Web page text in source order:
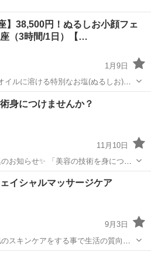
】38,500円！ぬるしお小顔フェ
（3時間/1日）【…
1月9日
ルハンドで技術が身
エステ フェイシャル
身につけませんか？
11月10日
の技術を身につけ
援します！ 当サロンでは、
ン 実践重視のまつ毛エクステスクー
エステ まつ毛エクステ
イシャルマッサージケア
9月3日
スキンケアをする事で生活の質向上
の方、どなたにでもできるフェイシ